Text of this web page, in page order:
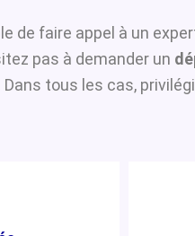
de faire appel à un
pas à demander un
tous les cas,